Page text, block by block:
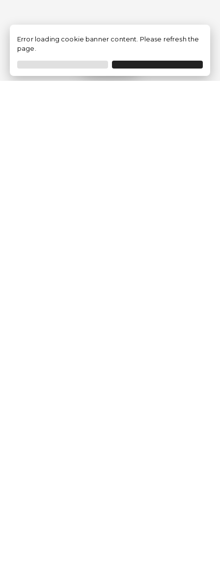
Filtro
Error loading cookie banner content. Please refresh the
page.